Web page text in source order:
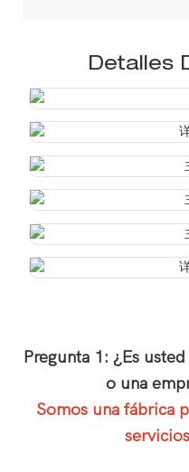
Detalles
Pregunta 1: ¿Es
o una
Somos una fábrica